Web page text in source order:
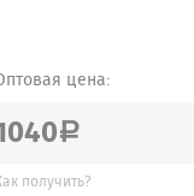
цена:
a
получить?